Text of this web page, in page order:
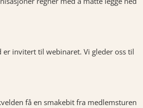
er invitert til webinaret. Vi gleder oss til
få en smakebit fra medlemsturen